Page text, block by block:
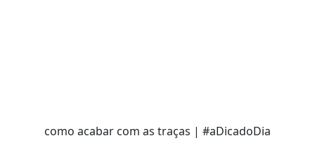
como acabar com as traças | #aDicadoDia